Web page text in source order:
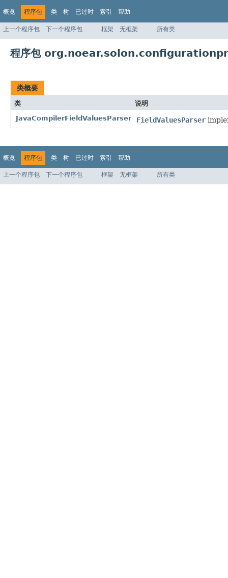
概览 程序包 类 树 已过时 索引 帮助
上一个程序包 下一个程序包 框架 无框架 所有类
程序包
类概要
类
说明
JavaCompilerFieldValuesParser
FieldValuesParser
概览 程序包 类 树 已过时 索引 帮助
上一个程序包 下一个程序包 框架 无框架 所有类